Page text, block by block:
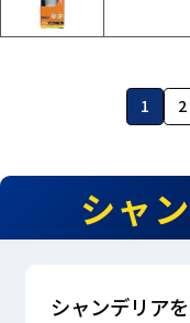
1 2
シャ
シャンデリア